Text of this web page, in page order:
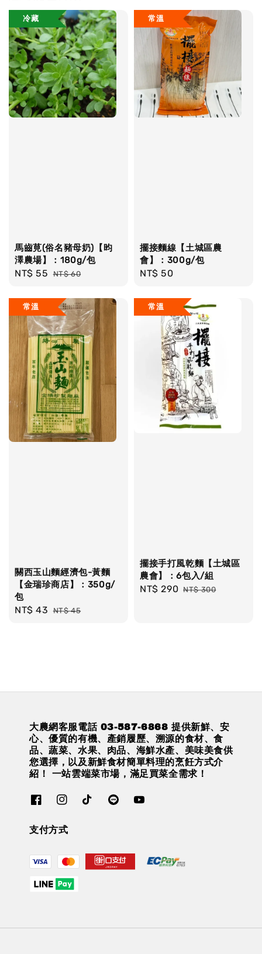
冷藏
馬齒莧(俗名豬母奶)【昀
澤農場】：180g/包
Sale
NT$ 55 Regular
NT$ 60
常溫
擺接麵線【土城區農
會】：300g/包
Regular
NT$ 50
常溫
關西玉山麵經濟包-黃麵
【金瑞珍商店】：350g/
包
Sale
NT$ 43 Regular
NT$ 45
常溫
擺接手打風乾麵【土城區
農會】：6包入/組
Sale
NT$ 290 Regular
NT$ 300
大農網客服電話 03-587-6868 提供新鮮、安
心、優質的有機、產銷履歷、溯源的食材、食
品、蔬菜、水果、肉品、海鮮水產、美味美食供
您選擇，以及新鮮食材簡單料理的烹飪方式介
紹！ 一站雲端菜市場，滿足買菜全需求！
支付方式